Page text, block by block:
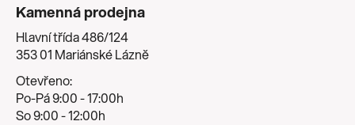
Kamenná prodejna
Hlavní třída 486/124
353 01 Mariánské Lázně
Otevřeno:
Po-Pá 9:00 - 17:00h
So 9:00 - 12:00h